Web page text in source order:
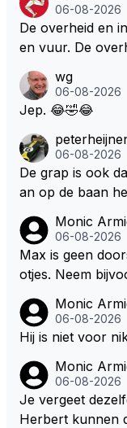
cuit Zandvoort te
Marquez/Jos ?
06-08-2026
De overheid en
en vuur. De
s. Je kunt de
f van
m/haar van zijn
oven. De Staat
andvoort willen
uren. Afdragen
j dergelijke
wel afstaan, de
wg
06-08-2026
Jep. 😂🤣😂
06-08-2026
De grap is ook
an op de baan het
dan eigenlijk niet
Monic
06-08-2026
Max is geen
otjes. Neem
artjes ouder is
alig RB-lid op de
oon. Ieder jaar is
eam. Op 28-
ccesvol
Monic
06-08-2026
Hij is niet voor
Monic
06-08-2026
Je vergeet
Herbert kunnen